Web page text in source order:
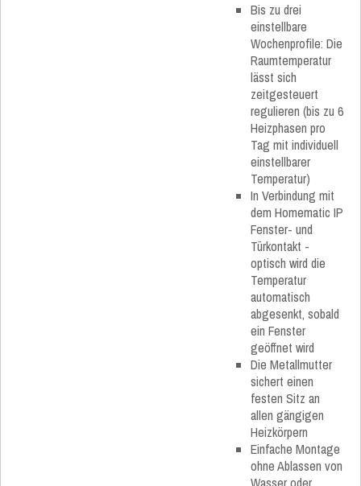
Bis zu drei
einstellbare
Wochenprofile: Die
Raumtemperatur
lässt sich
zeitgesteuert
regulieren (bis zu 6
Heizphasen pro
Tag mit individuell
einstellbarer
Temperatur)
In Verbindung mit
dem Homematic IP
Fenster- und
Türkontakt -
optisch wird die
Temperatur
automatisch
abgesenkt, sobald
ein Fenster
geöffnet wird
Die Metallmutter
sichert einen
festen Sitz an
allen gängigen
Heizkörpern
Einfache Montage
ohne Ablassen von